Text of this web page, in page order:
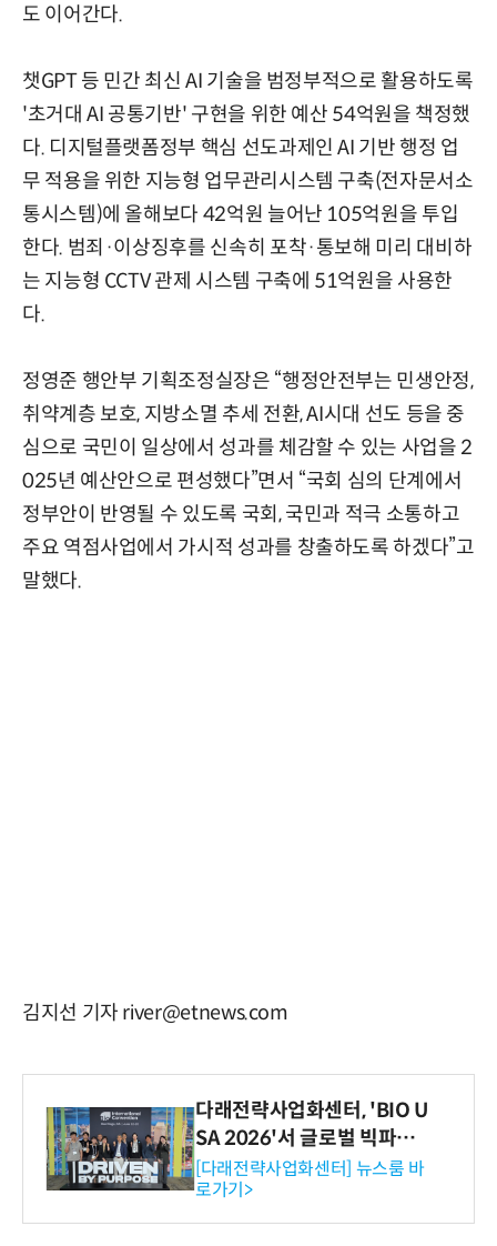
도 이어간다.
챗GPT 등 민간 최신 AI 기술을 범정부적으로 활용하도록
'초거대 AI 공통기반' 구현을 위한 예산 54억원을 책정했
다. 디지털플랫폼정부 핵심 선도과제인 AI 기반 행정 업
무 적용을 위한 지능형 업무관리시스템 구축(전자문서소
통시스템)에 올해보다 42억원 늘어난 105억원을 투입
한다. 범죄·이상징후를 신속히 포착·통보해 미리 대비하
는 지능형 CCTV 관제 시스템 구축에 51억원을 사용한
다.
정영준 행안부 기획조정실장은 “행정안전부는 민생안정,
취약계층 보호, 지방소멸 추세 전환, AI시대 선도 등을 중
심으로 국민이 일상에서 성과를 체감할 수 있는 사업을 2
025년 예산안으로 편성했다”면서 “국회 심의 단계에서
정부안이 반영될 수 있도록 국회, 국민과 적극 소통하고
주요 역점사업에서 가시적 성과를 창출하도록 하겠다”고
말했다.
김지선 기자 river@etnews.com
다래전략사업화센터, 'BIO U
SA 2026'서 글로벌 빅파마
와의 비즈니스 미팅 지원…K
-바이오 해외 진출 교두보 확
보
[다래전략사업화센터] 뉴스룸 바
로가기>